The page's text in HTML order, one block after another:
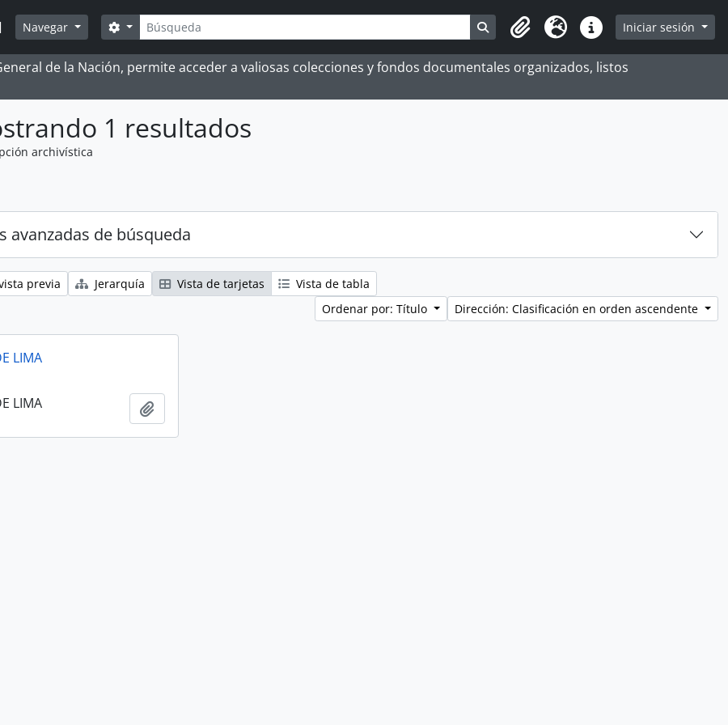
Navegar Búsqueda
Search options Search in browse page
Portapapeles
Idioma Enlaces rápidos
Iniciar sesión
de la Nación, permite acceder a valiosas colecciones y fondos documentales organizados, listos
1 resultados
archivística
avanzadas de búsqueda
previa Jerarquía Vista de tarjetas
Vista de tabla
Ordenar por: Título
Dirección: Clasificación en orden ascendente
LIMA
LIMA